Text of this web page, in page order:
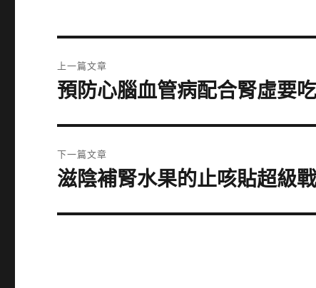
章
上一篇文章
上
篇
文
章:
預防心腦血管病配合腎虛要
下一篇文章
下
篇
滋陰補腎水果的止咳貼超級